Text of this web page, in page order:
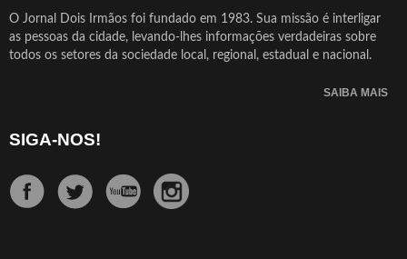
O Jornal Dois Irmãos foi fundado em 1983. Sua missão é interligar
as pessoas da cidade, levando-lhes informações verdadeiras sobre
todos os setores da sociedade local, regional, estadual e nacional.
SAIBA MAIS
SIGA-NOS!